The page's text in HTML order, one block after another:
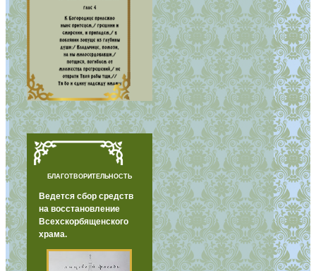
БЛАГОТВОРИТЕЛЬНОСТЬ
Ведется сбор средств
на восстановление
Всехскорбященского
храма.